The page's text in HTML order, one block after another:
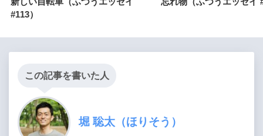
#113）
この記事を書いた人
堀 聡太（ほりそう）